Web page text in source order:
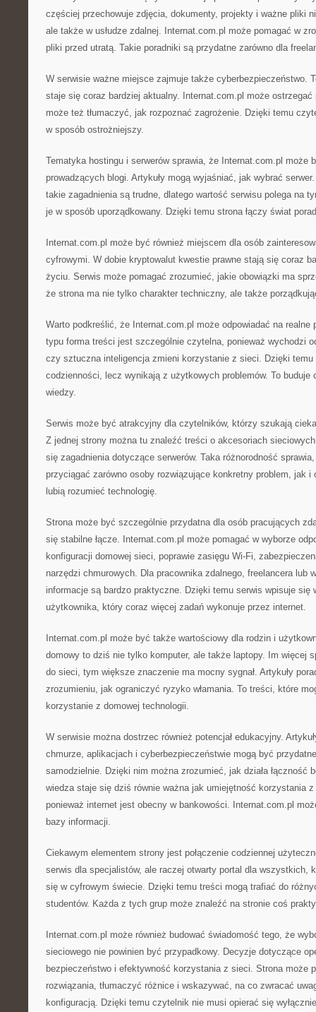
częściej przechowuje zdjęcia, dokumenty, projekty i ważne pliki
ale także w usłudze zdalnej. Internat.com.pl może pomagać w
pliki przed utratą. Takie poradniki są przydatne zarówno dla
W serwisie ważne miejsce zajmuje także cyberbezpieczeństwo.
staje się coraz bardziej aktualny. Internat.com.pl może ostrzegać
może też tłumaczyć, jak rozpoznać zagrożenie. Dzięki temu
w sposób ostrożniejszy.
Tematyka hostingu i serwerów sprawia, że Internat.com.pl może
prowadzących blogi. Artykuły mogą wyjaśniać, jak wybrać
takie zagadnienia są trudne, dlatego wartość serwisu polega na
je w sposób uporządkowany. Dzięki temu strona łączy świat
Internat.com.pl może być również miejscem dla osób
cyfrowymi. W dobie kryptowalut kwestie prawne stają się coraz
życiu. Serwis może pomagać zrozumieć, jakie obowiązki ma
że strona ma nie tylko charakter techniczny, ale także
Warto podkreślić, że Internat.com.pl może odpowiadać na realne
typu forma treści jest szczególnie czytelna, ponieważ wychodzi
czy sztuczna inteligencja zmieni korzystanie z sieci. Dzięki temu
codzienności, lecz wynikają z użytkowych problemów. To buduje
wiedzy.
Serwis może być atrakcyjny dla czytelników, którzy szukają
Z jednej strony można tu znaleźć treści o akcesoriach
się zagadnienia dotyczące serwerów. Taka różnorodność
przyciągać zarówno osoby rozwiązujące konkretny problem, jak
lubią rozumieć technologię.
Strona może być szczególnie przydatna dla osób pracujących
się stabilne łącze. Internat.com.pl może pomagać w wyborze
konfiguracji domowej sieci, poprawie zasięgu Wi-Fi,
narzędzi chmurowych. Dla pracownika zdalnego, freelancera lub
informacje są bardzo praktyczne. Dzięki temu serwis wpisuje się
użytkownika, który coraz więcej zadań wykonuje przez internet.
Internat.com.pl może być także wartościowy dla rodzin i
domowy to dziś nie tylko komputer, ale także laptopy. Im więcej
do sieci, tym większe znaczenie ma mocny sygnał. Artykuły
zrozumieniu, jak ograniczyć ryzyko włamania. To treści, które
korzystanie z domowej technologii.
W serwisie można dostrzec również potencjał edukacyjny.
chmurze, aplikacjach i cyberbezpieczeństwie mogą być
samodzielnie. Dzięki nim można zrozumieć, jak działa łączność
wiedza staje się dziś równie ważna jak umiejętność korzystania z
ponieważ internet jest obecny w bankowości. Internat.com.pl
bazy informacji.
Ciekawym elementem strony jest połączenie codziennej
serwis dla specjalistów, ale raczej otwarty portal dla wszystkich,
się w cyfrowym świecie. Dzięki temu treści mogą trafiać do
studentów. Każda z tych grup może znaleźć na stronie coś
Internat.com.pl może również budować świadomość tego, że
sieciowego nie powinien być przypadkowy. Decyzje dotyczące
bezpieczeństwo i efektywność korzystania z sieci. Strona może
rozwiązania, tłumaczyć różnice i wskazywać, na co zwracać
konfiguracją. Dzięki temu czytelnik nie musi opierać się